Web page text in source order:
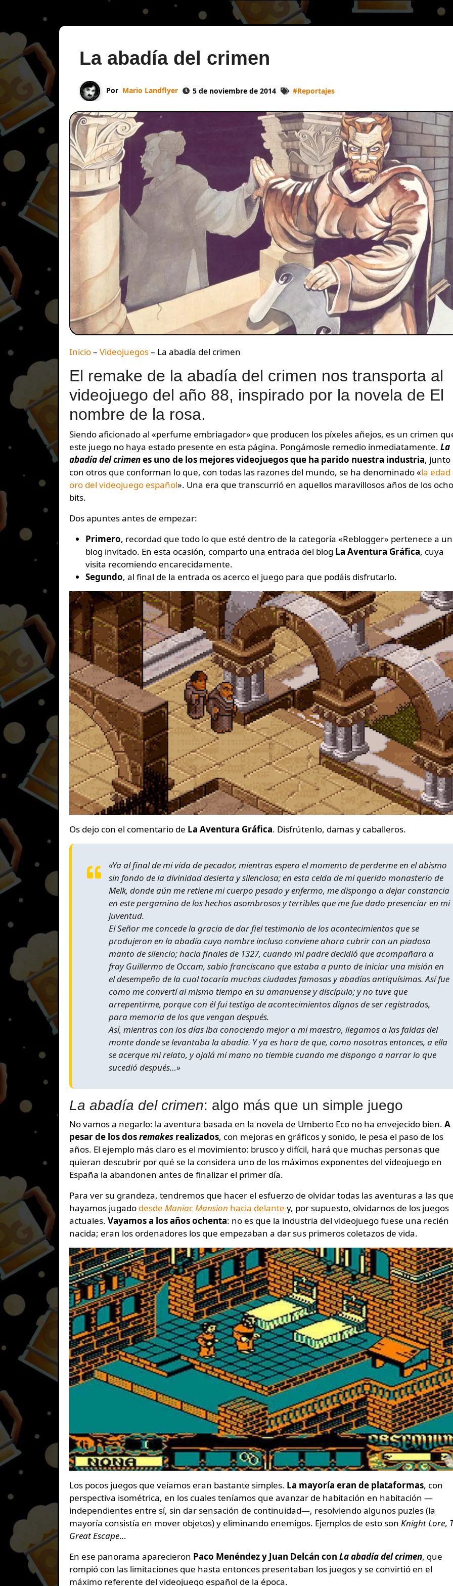
La abadía del crimen
Por Mario Landflyer 5 de noviembre de 2014 #Reportajes
Inicio– Videojuegos– La abadía del crimen
El remake de la abadía del crimen nos transporta al
videojuego del año 88, inspirado por la novela de El
nombre de la rosa.
Siendo aficionado al «perfume embriagador» que producen los píxeles añejos, es un crimen que
este juego no haya estado presente en esta página. Pongámosle remedio inmediatamente. La
abadía del crimenes uno de los mejores videojuegos que ha parido nuestra industria, junto
con otros que conforman lo que, con todas las razones del mundo, se ha denominado «la edad
oro del videojuego español». Una era que transcurrió en aquellos maravillosos años de los ocho
bits.
Dos apuntes antes de empezar:
Primero, recordad que todo lo que esté dentro de la categoría «Reblogger» pertenece a un
blog invitado. En esta ocasión, comparto una entrada del blog La Aventura Gráfica, cuya
visita recomiendo encarecidamente.
Segundo, al final de la entrada os acerco el juego para que podáis disfrutarlo.
Os dejo con el comentario de La Aventura Gráfica. Disfrútenlo, damas y caballeros.
«Ya al final de mi vida de pecador, mientras espero el momento de perderme en el abismo
sin fondo de la divinidad desierta y silenciosa; en esta celda de mi querido monasterio de
Melk, donde aún me retiene mi cuerpo pesado y enfermo, me dispongo a dejar constancia
en este pergamino de los hechos asombrosos y terribles que me fue dado presenciar en mi
juventud.
El Señor me concede la gracia de dar fiel testimonio de los acontecimientos que se
produjeron en la abadía cuyo nombre incluso conviene ahora cubrir con un piadoso
manto de silencio; hacia finales de 1327, cuando mi padre decidió que acompañara a
fray Guillermo de Occam, sabio franciscano que estaba a punto de iniciar una misión en
el desempeño de la cual tocaría muchas ciudades famosas y abadías antiquísimas. Así fue
como me convertí al mismo tiempo en su amanuense y discípulo; y no tuve que
arrepentirme, porque con él fui testigo de acontecimientos dignos de ser registrados,
para memoria de los que vengan después.
Así, mientras con los días iba conociendo mejor a mi maestro, llegamos a las faldas del
monte donde se levantaba la abadía. Y ya es hora de que, como nosotros entonces, a ella
se acerque mi relato, y ojalá mi mano no tiemble cuando me dispongo a narrar lo que
sucedió después…»
La abadía del crimen: algo más que un simple juego
No vamos a negarlo: la aventura basada en la novela de Umberto Eco no ha envejecido bien. A
pesar de los dosremakes realizados, con mejoras en gráficos y sonido, le pesa el paso de los
años. El ejemplo más claro es el movimiento: brusco y difícil, hará que muchas personas que
quieran descubrir por qué se la considera uno de los máximos exponentes del videojuego en
España la abandonen antes de finalizar el primer día.
Para ver su grandeza, tendremos que hacer el esfuerzo de olvidar todas las aventuras a las
hayamos jugado desde Maniac Mansion hacia delante y, por supuesto, olvidarnos de los juegos
actuales. Vayamos a los años ochenta: no es que la industria del videojuego fuese una recién
nacida; eran los ordenadores los que empezaban a dar sus primeros coletazos de vida.
Los pocos juegos que veíamos eran bastante simples. La mayoría eran de plataformas, con
perspectiva isométrica, en los cuales teníamos que avanzar de habitación en habitación —
independientes entre sí, sin dar sensación de continuidad—, resolviendo algunos puzles (la
mayoría consistía en mover objetos) y eliminando enemigos. Ejemplos de esto son Knight Lore,
Great Escape…
En ese panorama aparecieron Paco Menéndez y Juan Delcán con La abadía del crimen, que
rompió con las limitaciones que hasta entonces presentaban los juegos y se convirtió en el
máximo referente del videojuego español de la época.